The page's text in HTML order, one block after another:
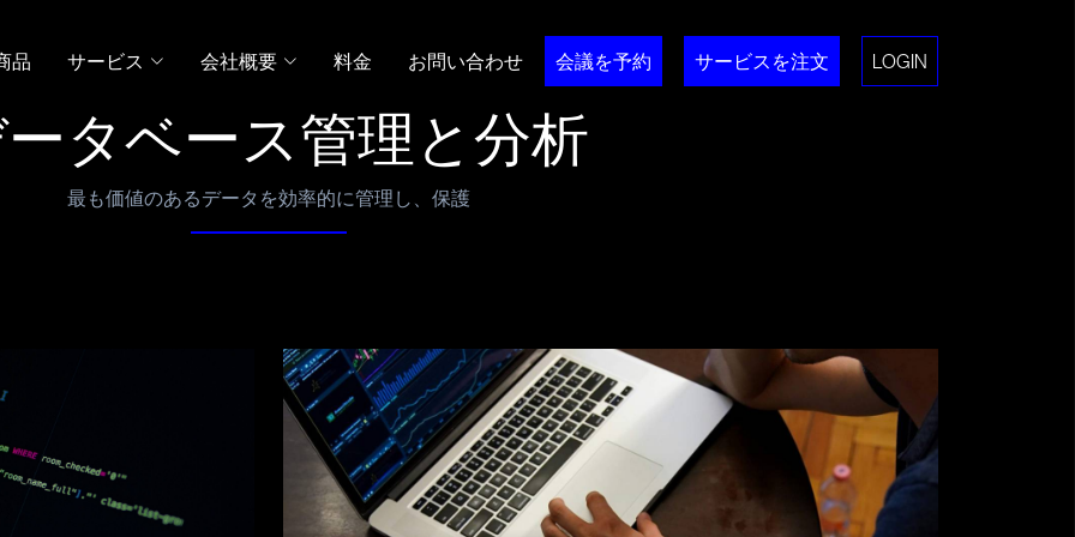
品 サービス 会社概要 料金 お問い合わせ 会議を予約 サービスを注文 LOGIN
タベース管理と分析
最も価値のあるデータを効率的に管理し、保護